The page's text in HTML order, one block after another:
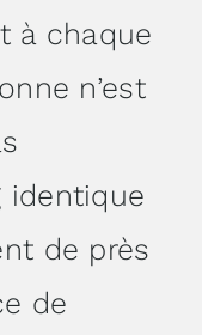
à chaque
n’est
identique
de près
de